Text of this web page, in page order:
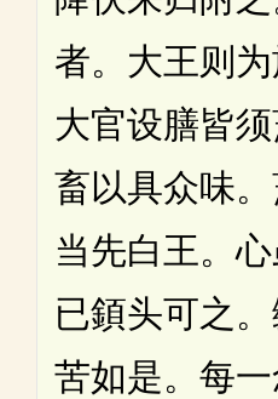
者。大王则为
大官设膳皆
畜以具众味
当先白王。
已顉头可之
苦如是。每